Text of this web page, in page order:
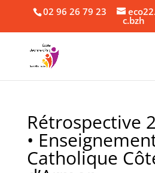
02 96 26 79 23
c.bzh
Rétrospective
•
Catholique